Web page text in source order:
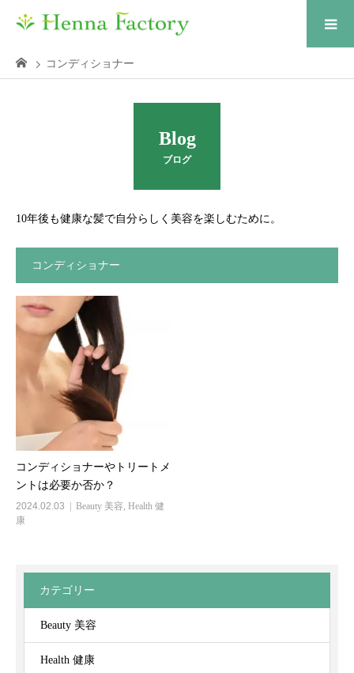
コンディショナー
Blog
ブログ
10年後も健康な髪で自分らしく美容を楽しむために。
コンディショナー
コンディショナーやトリートメ
ントは必要か否か？
2024.02.03 Beauty 美容, Health 健
康
カテゴリー
Beauty 美容
Health 健康